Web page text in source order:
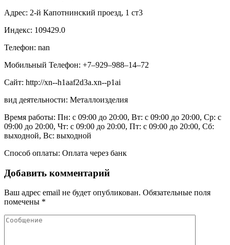
Адрес: 2-й Капотнинский проезд, 1 ст3
Индекс: 109429.0
Телефон: nan
Мобильный Телефон: +7‒929‒988‒14‒72
Сайт: http://xn--h1aaf2d3a.xn--p1ai
вид деятельности: Металлоизделия
Время работы: Пн: с 09:00 до 20:00, Вт: с 09:00 до 20:00, Ср: с
09:00 до 20:00, Чт: с 09:00 до 20:00, Пт: с 09:00 до 20:00, Сб:
выходной, Вс: выходной
Способ оплаты: Оплата через банк
Добавить комментарий
Ваш адрес email не будет опубликован. Обязательные поля
помечены *